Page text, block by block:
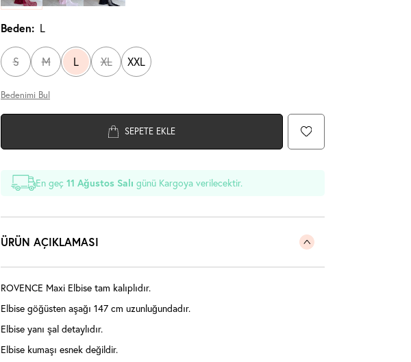
Beden: L
S M L XL XXL
Bedenimi Bul
SEPETE EKLE
En geç11 Ağustos Salı günü Kargoya verilecektir.
ÜRÜN AÇIKLAMASI
ROVENCE Maxi Elbise tam kalıplıdır.
Elbise göğüsten aşağı 147 cm uzunluğundadır.
Elbise yanı şal detaylıdır.
Elbise kumaşı esnek değildir.